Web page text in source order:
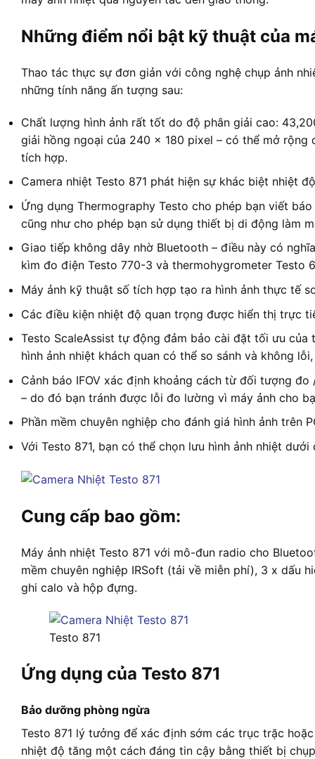
Những điểm nổi bật kỹ thuật của
Thao tác thực sự đơn giản với công nghệ chụp ảnh
những tính năng ấn tượng sau:
Chất lượng hình ảnh rất tốt do độ phân giải cao:
giải hồng ngoại của 240 x 180 pixel – có thể mở
tích hợp.
Camera nhiệt Testo 871 phát hiện sự khác biệt nhiệt
Ứng dụng Thermography Testo cho phép bạn viết
cũng như cho phép bạn sử dụng thiết bị di động làm
Giao tiếp không dây nhờ Bluetooth – điều này có
kìm đo điện Testo 770-3 và thermohygrometer Testo
Máy ảnh kỹ thuật số tích hợp tạo ra hình ảnh thực tế
Các điều kiện nhiệt độ quan trọng được hiển thị trực
Testo ScaleAssist tự động đảm bảo cài đặt tối ưu
hình ảnh nhiệt khách quan có thể so sánh và không
Cảnh báo IFOV xác định khoảng cách từ đối tượng
– do đó bạn tránh được lỗi đo lường vì máy ảnh cho
Phần mềm chuyên nghiệp cho đánh giá hình ảnh trên
Với Testo 871, bạn có thể chọn lưu hình ảnh nhiệt dưới
Cung cấp bao gồm:
Máy ảnh nhiệt Testo 871 với mô-đun radio cho
mềm chuyên nghiệp IRSoft (tải về miễn phí), 3 x dấu
ghi calo và hộp đựng.
Testo 871
Ứng dụng của Testo 871
Bảo dưỡng phòng ngừa
Testo 871 lý tưởng để xác định sớm các trục trặc
nhiệt độ tăng một cách đáng tin cậy bằng thiết bị